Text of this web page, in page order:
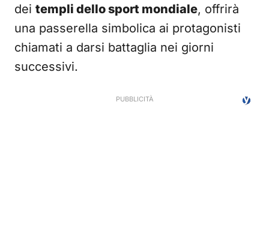
dei templi dello sport mondiale, offrirà
una passerella simbolica ai protagonisti
chiamati a darsi battaglia nei giorni
successivi.